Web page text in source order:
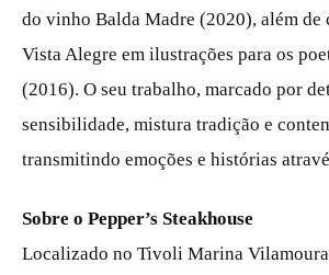
do vinho Balda Madre (2020), além de
Vista Alegre em ilustrações para os
(2016). O seu trabalho, marcado por
sensibilidade, mistura tradição e
transmitindo emoções e histórias
Sobre o Pepper’s Steakhouse
Localizado no Tivoli Marina